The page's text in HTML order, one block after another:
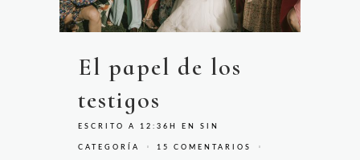
El papel de los
testigos
ESCRITO A 12:36H EN SIN
CATEGORÍA 15 COMENTARIOS